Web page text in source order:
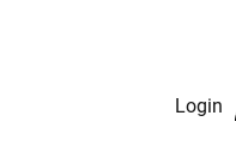
Login